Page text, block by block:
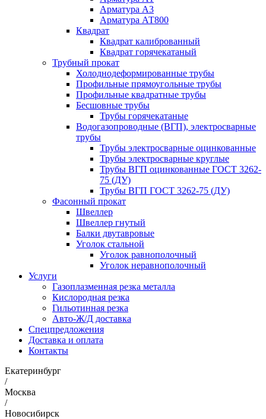
Арматура А3
Арматура АТ800
Квадрат
Квадрат калиброванный
Квадрат горячекатаный
Трубный прокат
Холоднодеформированные трубы
Профильные прямоугольные трубы
Профильные квадратные трубы
Бесшовные трубы
Трубы горячекатаные
Водогазопроводные (ВГП), электросварные
трубы
Трубы электросварные оцинкованные
Трубы электросварные круглые
Трубы ВГП оцинкованные ГОСТ 3262-
75 (ДУ)
Трубы ВГП ГОСТ 3262-75 (ДУ)
Фасонный прокат
Швеллер
Швеллер гнутый
Балки двутавровые
Уголок стальной
Уголок равнополочный
Уголок неравнополочный
Услуги
Газоплазменная резка металла
Кислородная резка
Гильотинная резка
Авто-Ж/Д доставка
Спецпредложения
Доставка и оплата
Контакты
Екатеринбург
/
Москва
/
Новосибирск